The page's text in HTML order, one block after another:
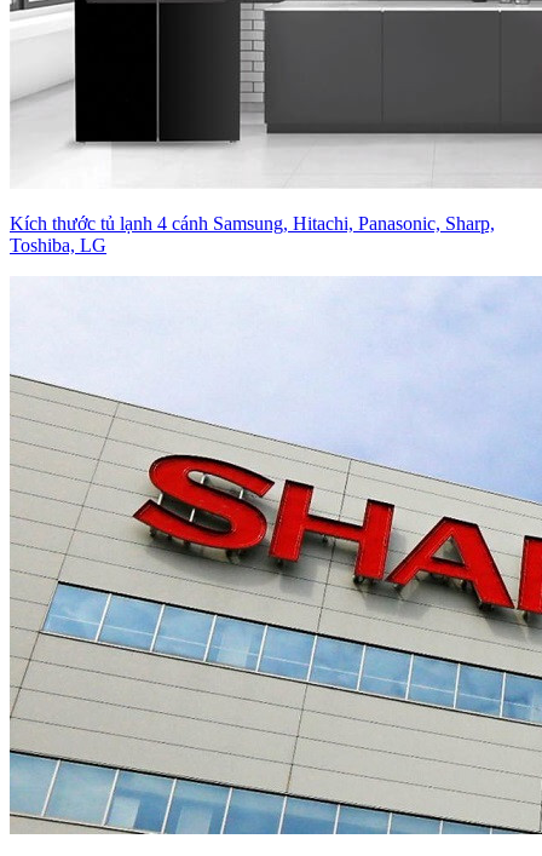
Kích thước tủ lạnh 4 cánh Samsung, Hitachi, Panasonic, Sharp,
Toshiba, LG